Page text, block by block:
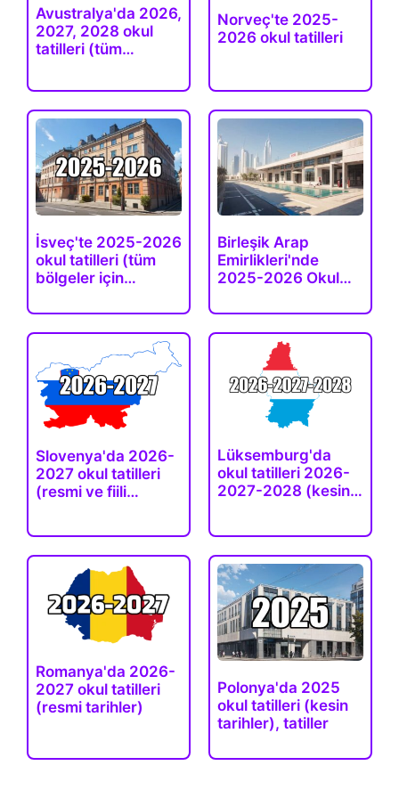
Avustralya'da 2026,
2027, 2028 okul
tatilleri (tüm…
Norveç'te 2025-
2026 okul tatilleri
İsveç'te 2025-2026
okul tatilleri (tüm
bölgeler için…
Birleşik Arap
Emirlikleri'nde
2025-2026 Okul
Slovenya'da 2026-
2027 okul tatilleri
(resmi ve fiili…
Lüksemburg'da
okul tatilleri 2026-
2027-2028 (kesin…
Romanya'da 2026-
2027 okul tatilleri
(resmi tarihler)
Polonya'da 2025
okul tatilleri (kesin
tarihler), tatiller